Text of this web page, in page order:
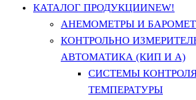
КАТАЛОГ ПРОДУКЦИИNEW!
АНЕМОМЕТРЫ И
КОНТРОЛЬНО
АВТОМАТИКА (КИП И А)
СИСТЕМЫ
ТЕМПЕРАТУРЫ